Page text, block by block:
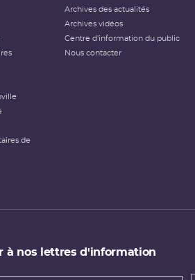
de
Archives des actualités
Archives vidéos
Centre d'information du public
Nous contacter
à nos lettres d'information